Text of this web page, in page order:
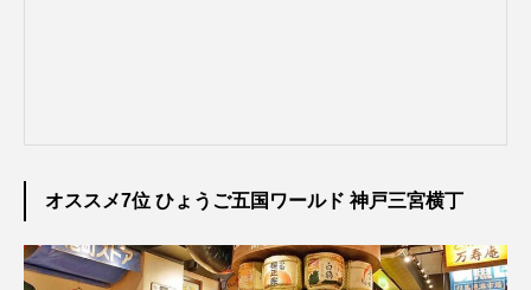
オススメ7位 ひょうご五国ワールド 神戸三宮横丁